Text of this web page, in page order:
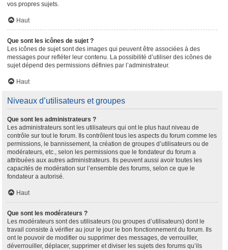
vos propres sujets.
Haut
Que sont les icônes de sujet ?
Les icônes de sujet sont des images qui peuvent être associées à des
messages pour refléter leur contenu. La possibilité d’utiliser des icônes de
sujet dépend des permissions définies par l’administrateur.
Haut
Niveaux d’utilisateurs et groupes
Que sont les administrateurs ?
Les administrateurs sont les utilisateurs qui ont le plus haut niveau de
contrôle sur tout le forum. Ils contrôlent tous les aspects du forum comme les
permissions, le bannissement, la création de groupes d’utilisateurs ou de
modérateurs, etc., selon les permissions que le fondateur du forum a
attribuées aux autres administrateurs. Ils peuvent aussi avoir toutes les
capacités de modération sur l’ensemble des forums, selon ce que le
fondateur a autorisé.
Haut
Que sont les modérateurs ?
Les modérateurs sont des utilisateurs (ou groupes d’utilisateurs) dont le
travail consiste à vérifier au jour le jour le bon fonctionnement du forum. Ils
ont le pouvoir de modifier ou supprimer des messages, de verrouiller,
déverrouiller, déplacer, supprimer et diviser les sujets des forums qu’ils